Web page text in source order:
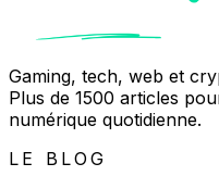
Gaming, tech, web et
Plus de 1500 articles
numérique quotidienne.
LE BLOG